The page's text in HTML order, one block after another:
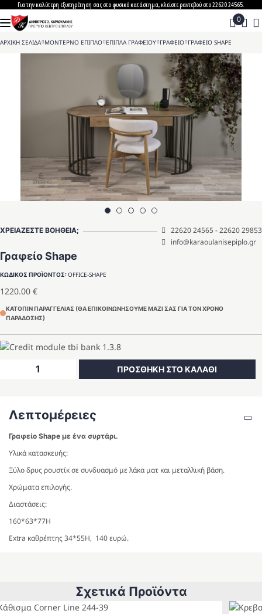
to
content
Για την καλύτερη εξυπηρέτηση σας στο φυσικό κατάστημα, κλείστε ραντεβού στο 22620 24565.
ΑΡΧΙΚΗ ΣΕΛΙΔΑ>ΜΟΝΤΕΡΝΟ ΕΠΙΠΛΟ>ΕΠΙΠΛΑ ΓΡΑΦΕΙΟΥ>ΓΡΑΦΕΙΟ>ΓΡΑΦΕΙΟ SHAPE
ΧΡΕΙΑΖΕΣΤΕ ΒΟΗΘΕΙΑ; 22620 24565-22620 29853
info@karaoulanisepiplo.gr
Γραφείο Shape
ΚΩΔΙΚΟΣ ΠΡΟΪΟΝΤΟΣ:OFFICE-SHAPE
1220.00 €
ΚΑΤΟΠΙΝ ΠΑΡΑΓΓΕΛΙΑΣ (ΘΑ ΕΠΙΚΟΙΝΩΝΗΣΟΥΜΕ ΜΑΖΙ ΣΑΣ ΓΙΑ ΤΟΝ ΧΡΟΝΟ
ΠΑΡΑΔΟΣΗΣ)
ΠΡΟΣΘΗΚΗ ΣΤΟ ΚΑΛΑΘΙ
Λεπτομέρειες
Γραφείο Shape με ένα συρτάρι.
Υλικά κατασκευής:
Ξύλο δρυς ρουστίκ σε συνδυασμό με λάκα ματ και μεταλλική βάση.
Χρώματα επιλογής.
Διαστάσεις:
160*63*77Η
Extra καθρέπτης 34*55Η, 140 ευρώ.
Σχετικά Προϊόντα